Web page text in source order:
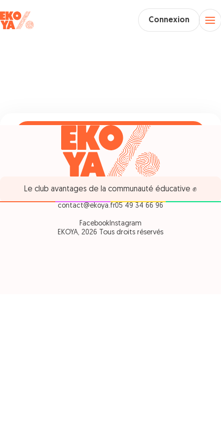
Connexion
Adhérer gratuitement
Le club avantages de la communauté éducative ✊
contact@ekoya.fr05 49 34 66 96
Facebook Instagram
EKOYA, 2026 Tous droits réservés